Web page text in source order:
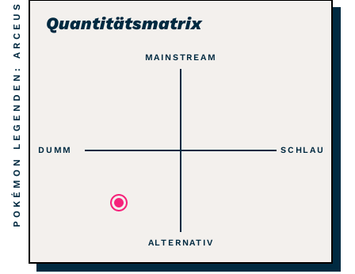
POKÉMON LEGENDEN: ARCEUS Quantitätsmatrix
DUMM SCHLAU
MAINSTREAM
ALTERNATIV